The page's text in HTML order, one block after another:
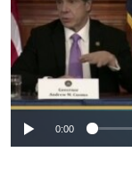
No
0:00